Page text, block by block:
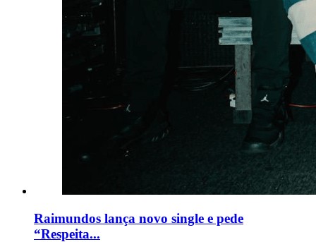
Raimundos lança novo single e pede
“Respeita...